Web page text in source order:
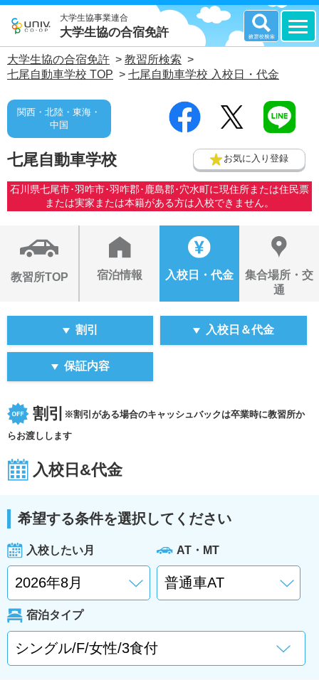
大学生協事業連合
大学生協の合宿免許
大学生協の合宿免許 > 教習所検索 >
七尾自動車学校 TOP > 七尾自動車学校 入校日・代金
関西・北陸・東海・
中国
七尾自動車学校 お気に入り登録
石川県七尾市･羽咋市･羽咋郡･鹿島郡･穴水町に現住所または住民票
または実家または本籍がある方は入校できません。
教習所TOP 宿泊情報 入校日・代金
集合場所・交
通
割引 入校日＆代金
保証内容
割引
※割引がある場合のキャッシュバックは卒業時に教習所か
らお渡しします
入校日&代金
希望する条件を選択してください
入校したい月 AT・MT
宿泊タイプ